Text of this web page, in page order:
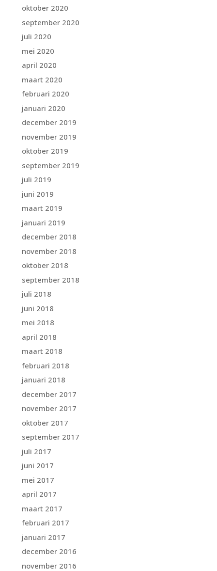
oktober 2020
september 2020
juli 2020
mei 2020
april 2020
maart 2020
februari 2020
januari 2020
december 2019
november 2019
oktober 2019
september 2019
juli 2019
juni 2019
maart 2019
januari 2019
december 2018
november 2018
oktober 2018
september 2018
juli 2018
juni 2018
mei 2018
april 2018
maart 2018
februari 2018
januari 2018
december 2017
november 2017
oktober 2017
september 2017
juli 2017
juni 2017
mei 2017
april 2017
maart 2017
februari 2017
januari 2017
december 2016
november 2016